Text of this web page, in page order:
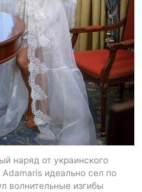
наряд от украинского
идеально сел по
волнительные изгибы